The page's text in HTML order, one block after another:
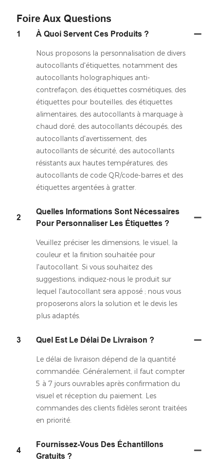
Foire Aux Questions
1 À Quoi Servent Ces Produits ?
Nous proposons la personnalisation de divers
autocollants d'étiquettes, notamment des
autocollants holographiques anti-
contrefaçon, des étiquettes cosmétiques, des
étiquettes pour bouteilles, des étiquettes
alimentaires, des autocollants à marquage à
chaud doré, des autocollants découpés, des
autocollants d'avertissement, des
autocollants de sécurité, des autocollants
résistants aux hautes températures, des
autocollants de code QR/code-barres et des
étiquettes argentées à gratter.
2
Quelles Informations Sont Nécessaires
Pour Personnaliser Les Étiquettes ?
Veuillez préciser les dimensions, le visuel, la
couleur et la finition souhaitée pour
l'autocollant. Si vous souhaitez des
suggestions, indiquez-nous le produit sur
lequel l'autocollant sera apposé ; nous vous
proposerons alors la solution et le devis les
plus adaptés.
3 Quel Est Le Délai De Livraison ?
Le délai de livraison dépend de la quantité
commandée. Généralement, il faut compter
5 à 7 jours ouvrables après confirmation du
visuel et réception du paiement. Les
commandes des clients fidèles seront traitées
en priorité.
4
Fournissez-Vous Des Échantillons
Gratuits ?